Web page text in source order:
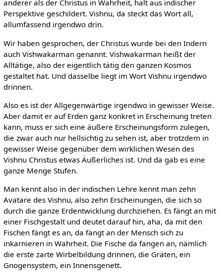
anderer als der Christus in Wahrheit, halt aus indischer
Perspektive geschildert. Vishnu, da steckt das Wort all,
allumfassend irgendwo drin.
Wir haben gesprochen, der Christus wurde bei den Indern
auch Vishwakarman genannt. Vishwakarman heißt der
Alltätige, also der eigentlich tätig den ganzen Kosmos
gestaltet hat. Und dasselbe liegt im Wort Vishnu irgendwo
drinnen.
Also es ist der Allgegenwärtige irgendwo in gewisser Weise.
Aber damit er auf Erden ganz konkret in Erscheinung treten
kann, muss er sich eine äußere Erscheinungsform zulegen,
die zwar auch nur hellsichtig zu sehen ist, aber trotzdem in
gewisser Weise gegenüber dem wirklichen Wesen des
Vishnu Christus etwas Äußerliches ist. Und da gab es eine
ganze Menge Stufen.
Man kennt also in der indischen Lehre kennt man zehn
Avatare des Vishnu, also zehn Erscheinungen, die sich so
durch die ganze Erdentwicklung durchziehen. Es fängt an mit
einer Fischgestalt und deutet darauf hin, aha, da mit den
Fischen fängt es an, da fängt an der Mensch sich zu
inkarnieren in Wahrheit. Die Fische da fangen an, nämlich
die erste zarte Wirbelbildung drinnen, die Gräten, ein
Gnogensystem, ein Innensgenett.